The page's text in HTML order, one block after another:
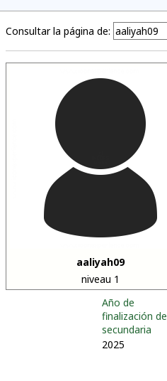
Consultar la página de:
aaliyah09
niveau 1
Año de
finalización de
secundaria
2025